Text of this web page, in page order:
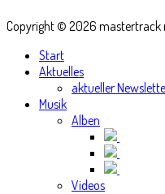
Copyright © 2026 mastertrack
Start
Aktuelles
aktueller
Musik
Alben
Videos